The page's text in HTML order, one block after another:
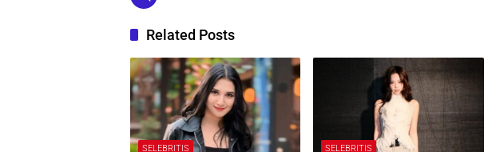
Related Posts
SELEBRITIS SELEBRITIS